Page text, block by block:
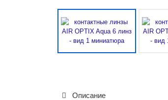
Описание